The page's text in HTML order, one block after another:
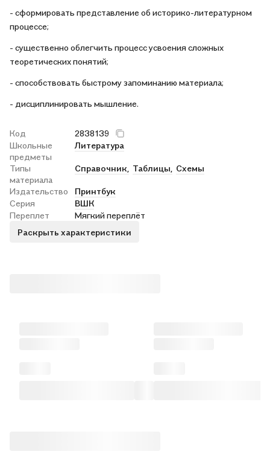
- сформировать представление об историко-литературном
процессе;
- существенно облегчить процесс усвоения сложных
теоретических понятий;
- способствовать быстрому запоминанию материала;
- дисциплинировать мышление.
Код
2838139
Школьные
предметы
Литература
Типы
материала
Справочник, Таблицы, Схемы
Издательство
Принтбук
Серия
ВШК
Переплет
Мягкий переплёт
Раскрыть характеристики